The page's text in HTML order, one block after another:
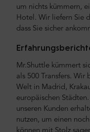
um nichts kümmern,
Hotel. Wir liefern Sie
dass Sie sicher
Mr.Shuttle kümmert
als 500 Transfers. Wir
Welt in Madrid,
europäischen
unseren Kunden
nutzen, um einen